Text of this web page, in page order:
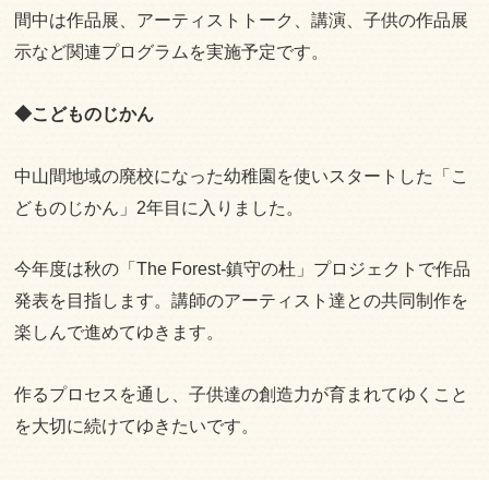
間中は作品展、アーティストトーク、講演、子供の作品展
示など関連プログラムを実施予定です。
◆こどものじかん
中山間地域の廃校になった幼稚園を使いスタートした「こ
どものじかん」2年目に入りました。
今年度は秋の「The Forest-鎮守の杜」プロジェクトで作品
発表を目指します。講師のアーティスト達との共同制作を
楽しんで進めてゆきます。
作るプロセスを通し、子供達の創造力が育まれてゆくこと
を大切に続けてゆきたいです。